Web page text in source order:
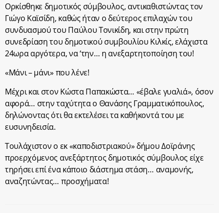
Ορκίσθηκε δημοτικός σύμβουλος, αντικαθιστώντας τον
Γιώγο Καϊσίδη, καθώς ήταν ο δεύτερος επιλαχών του
συνδυασμού του Παύλου Τονικίδη, και στην πρώτη
συνεδρίαση του δημοτικού συμβουλίου Κιλκίς, ελάχιστα
24ωρα αργότερα, να ‘την… η ανεξαρτητοποίηση του!
«Μάνι – μάνι» που λένε!
Μέχρι και στον Κώστα Παπακώστα… «έβαλε γυαλιά», όσον
αφορά… στην ταχύτητα ο Θανάσης Γραμματικόπουλος,
δηλώνοντας ότι θα εκτελέσει τα καθήκοντά του με
ευσυνηδεισία.
Τουλάχιστον ο εκ «καποδιστριακού» δήμου Δοϊράνης
προερχόμενος ανεξάρτητος δημοτικός σύμβουλος είχε
τηρήσει επί ένα κάποιο διάστημα στάση… αναμονής,
αναζητώντας… προσχήματα!